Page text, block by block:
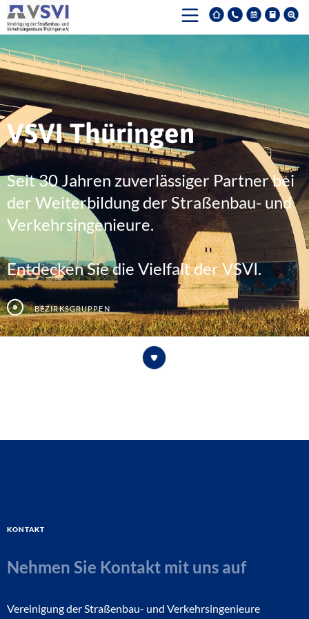
VSVI Thüringen
Seit 30 Jahren zuverlässiger Partner bei
der Weiterbildung der Straßenbau- und
Verkehrsingenieure.
Entdecken Sie die Vielfalt der VSVI.
Bezirksgruppen
Kontakt
Nehmen Sie Kontakt mit uns auf
Vereinigung der Straßenbau- und Verkehrsingenieure